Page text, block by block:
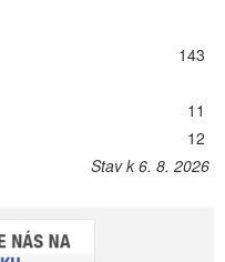
143
11
12
Stav k 6. 8. 2026